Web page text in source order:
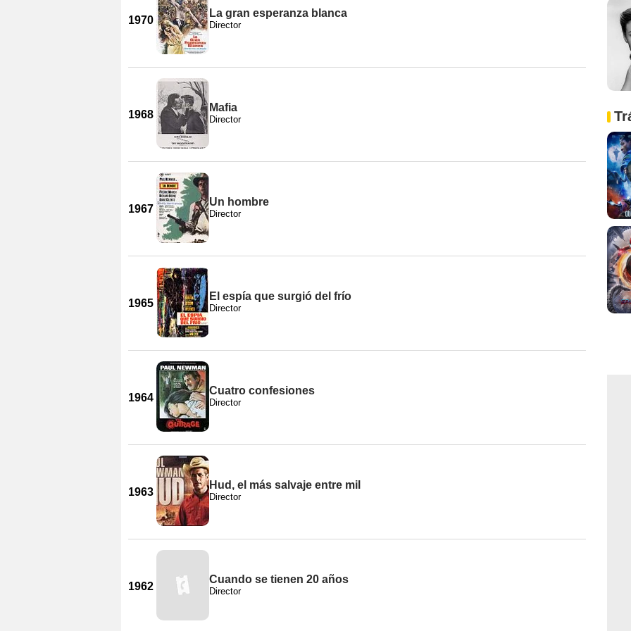
1970
La gran esperanza blanca
Director
1968
Mafia
Director
1967
Un hombre
Director
1965
El espía que surgió del frío
Director
1964
Cuatro confesiones
Director
1963
Hud, el más salvaje entre mil
Director
1962
Cuando se tienen 20 años
Director